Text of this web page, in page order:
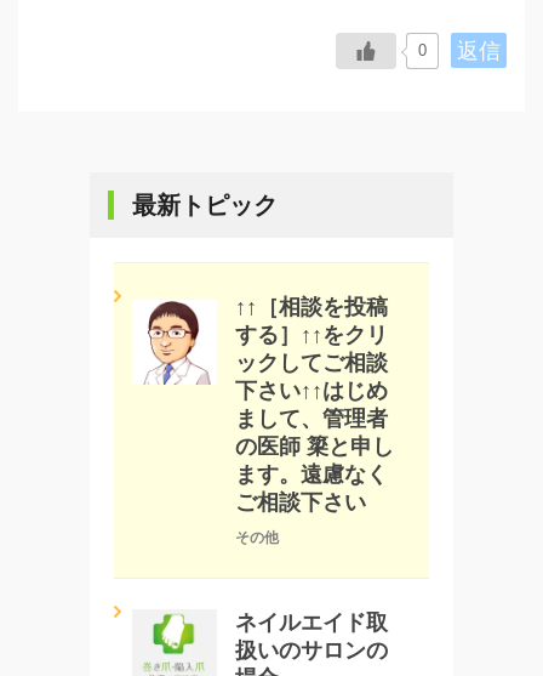
返信
0
最新トピック
↑↑［相談を投稿
する］↑↑をクリ
ックしてご相談
下さい↑↑はじめ
まして、管理者
の医師 簗と申し
ます。遠慮なく
ご相談下さい
その他
ネイルエイド取
扱いのサロンの